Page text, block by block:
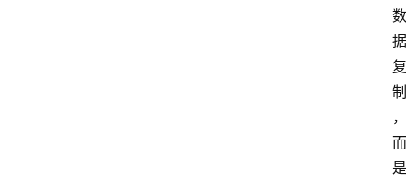
数
据
复
制
，
而
是